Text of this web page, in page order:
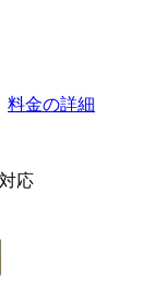
料金の詳細